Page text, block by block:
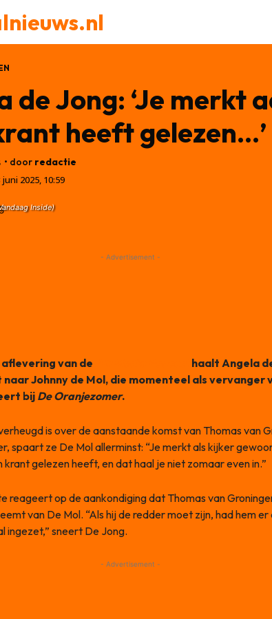
de Jong: ‘Je merkt
heeft gelezen…’
• door redactie
juni 2025, 10:59
Inside)
- Advertisement -
van de
haalt Angela
Johnny de Mol, die momenteel als vervanger
bij De Oranjezomer.
is over de aanstaande komst van Thomas van
spaart ze De Mol allerminst: “Je merkt als kijker
gelezen heeft, en dat haal je niet zomaar even in.”
reageert op de aankondiging dat Thomas van
van De Mol. “Als hij de redder moet zijn, had hem er
ingezet,” sneert De Jong.
- Advertisement -